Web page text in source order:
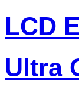
LCD
Ultra